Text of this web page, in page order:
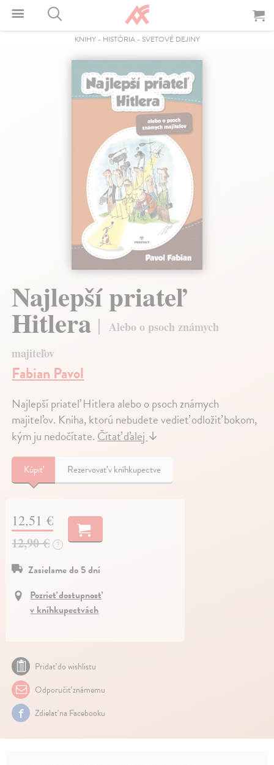
KNIHY- HISTÓRIA- SVETOVÉ DEJINY
Najlepší priateľ
Hitlera
Alebo o psoch známych
majiteľov
Fabian Pavol
Najlepší priateľ Hitlera alebo o psoch známych
majiteľov. Kniha, ktorú nebudete vedieť odložiť bokom,
kým ju nedočítate. Čítať ďalej ↓
Kúpiť Rezervovať v kníhkupectve
12,51 €
12,90 € ?
Zasielame do 5 dní
Pozrieť dostupnosť
v kníhkupectvách
Pridať do wishlistu
Odporučiť známemu
Zdielať na Facebooku